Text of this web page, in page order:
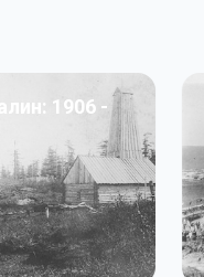
1906 -